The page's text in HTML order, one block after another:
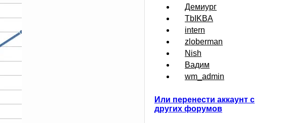
Демиург
TbIKBA
intern
zloberman
Nish
Вадим
wm_admin
Или перенести аккаунт с
других форумов